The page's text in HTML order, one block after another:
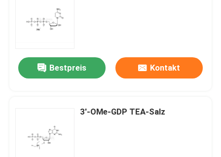
Produkte
Bestpreis Kontakt
3'-OMe-GDP TEA-Salz